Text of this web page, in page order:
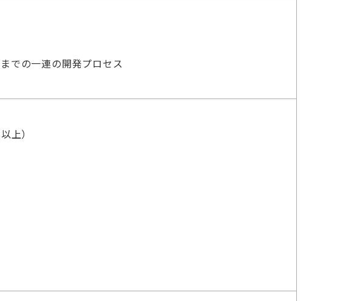
での一連の開発プロセス
上）